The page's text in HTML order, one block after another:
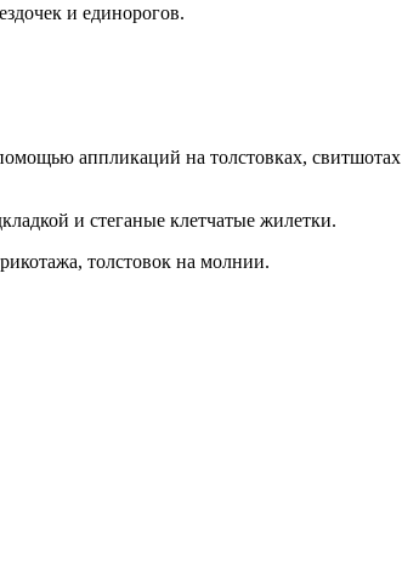
и единорогов.
аппликаций на толстовках, свитшотах
и стеганые клетчатые жилетки.
толстовок на молнии.